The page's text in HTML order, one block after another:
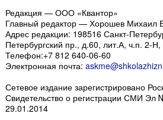
Редакция — ООО «Квантор»
Главный редактор — Хорошев Михаил
Адрес редакции: 198516 Санкт-
Петербургский пр., д.60, лит.А, ч.п. 2-
Телефон:+7 812 640-06-60
Электронная почта:
Сетевое издание зарегистрировано
Свидетельство о регистрации СМИ
29.01.2014